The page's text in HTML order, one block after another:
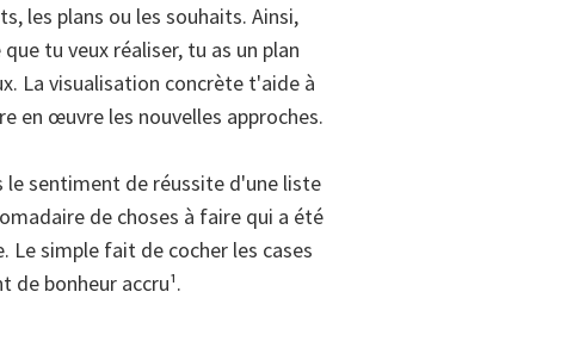
les plans ou les souhaits. Ainsi,
tu veux réaliser, tu as un plan
La visualisation concrète t'aide à
en œuvre les nouvelles approches.
le sentiment de réussite d'une liste
de choses à faire qui a été
Le simple fait de cocher les cases
de bonheur accru¹.